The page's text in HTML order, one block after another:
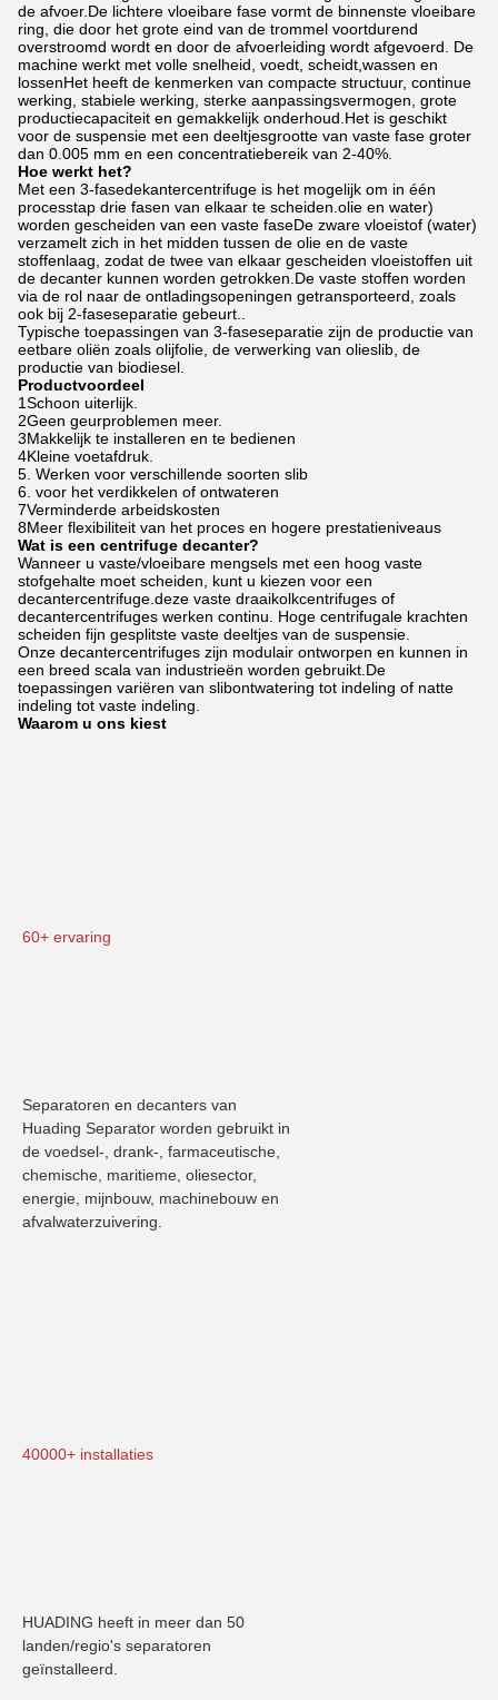
de afvoer.De lichtere vloeibare fase vormt de binnenste vloeibare
ring, die door het grote eind van de trommel voortdurend
overstroomd wordt en door de afvoerleiding wordt afgevoerd. De
machine werkt met volle snelheid, voedt, scheidt,wassen en
lossenHet heeft de kenmerken van compacte structuur, continue
werking, stabiele werking, sterke aanpassingsvermogen, grote
productiecapaciteit en gemakkelijk onderhoud.Het is geschikt
voor de suspensie met een deeltjesgrootte van vaste fase groter
dan 0.005 mm en een concentratiebereik van 2-40%.
Hoe werkt het?
Met een 3-fasedekantercentrifuge is het mogelijk om in één
processtap drie fasen van elkaar te scheiden.olie en water)
worden gescheiden van een vaste faseDe zware vloeistof (water)
verzamelt zich in het midden tussen de olie en de vaste
stoffenlaag, zodat de twee van elkaar gescheiden vloeistoffen uit
de decanter kunnen worden getrokken.De vaste stoffen worden
via de rol naar de ontladingsopeningen getransporteerd, zoals
ook bij 2-faseseparatie gebeurt..
Typische toepassingen van 3-faseseparatie zijn de productie van
eetbare oliën zoals olijfolie, de verwerking van olieslib, de
productie van biodiesel.
Productvoordeel
1Schoon uiterlijk.
2Geen geurproblemen meer.
3Makkelijk te installeren en te bedienen
4Kleine voetafdruk.
5. Werken voor verschillende soorten slib
6. voor het verdikkelen of ontwateren
7Verminderde arbeidskosten
8Meer flexibiliteit van het proces en hogere prestatieniveaus
Wat is een centrifuge decanter?
Wanneer u vaste/vloeibare mengsels met een hoog vaste
stofgehalte moet scheiden, kunt u kiezen voor een
decantercentrifuge.deze vaste draaikolkcentrifuges of
decantercentrifuges werken continu. Hoge centrifugale krachten
scheiden fijn gesplitste vaste deeltjes van de suspensie.
Onze decantercentrifuges zijn modulair ontworpen en kunnen in
een breed scala van industrieën worden gebruikt.De
toepassingen variëren van slibontwatering tot indeling of natte
indeling tot vaste indeling.
Waarom u ons kiest
60+ ervaring
Separatoren en decanters van
Huading Separator worden gebruikt in
de voedsel-, drank-, farmaceutische,
chemische, maritieme, oliesector,
energie, mijnbouw, machinebouw en
afvalwaterzuivering.
40000+ installaties
HUADING heeft in meer dan 50
landen/regio's separatoren
geïnstalleerd.